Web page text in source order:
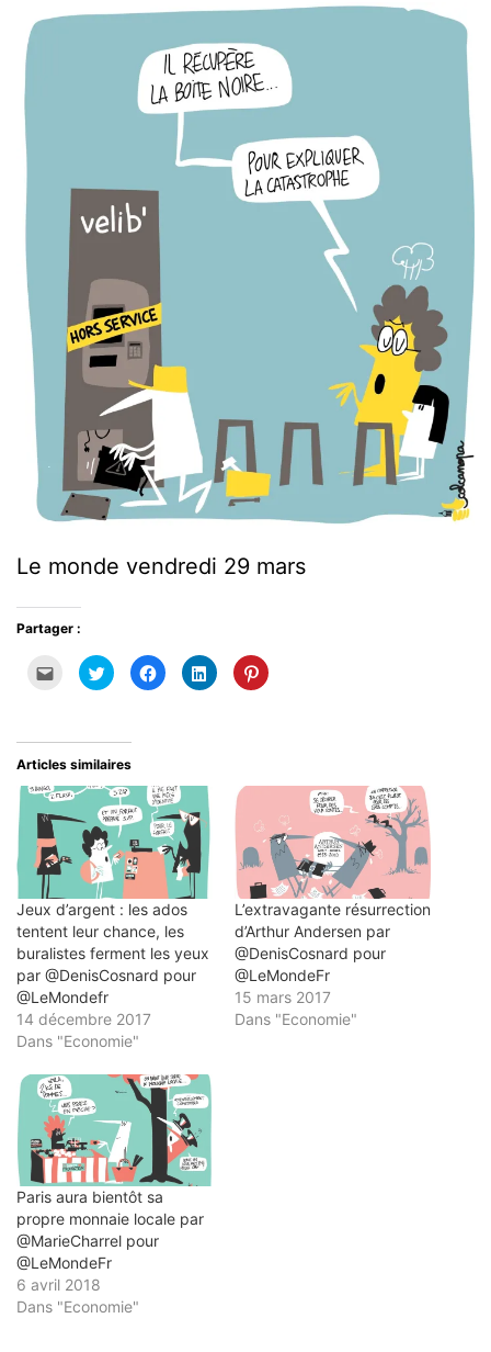
Le monde vendredi 29 mars
Partager :
Cliquez
pour
envoyer
à
un
ami(ouvre
dans
une
nouvelle
fenêtre)
Cliquez
pour
partager
une
nouvelle
fenêtre)
Cliquez
pour
partager
Cliquez
pour
partager
Cliquez
pour
Articles similaires
Jeux d’argent : les ados
tentent leur chance, les
buralistes ferment les yeux
par @DenisCosnard pour
@LeMondefr
14 décembre 2017
Dans "Economie"
L’extravagante résurrection
d’Arthur Andersen par
@DenisCosnard pour
@LeMondeFr
15 mars 2017
Dans "Economie"
Paris aura bientôt sa
propre monnaie locale par
@MarieCharrel pour
@LeMondeFr
6 avril 2018
Dans "Economie"